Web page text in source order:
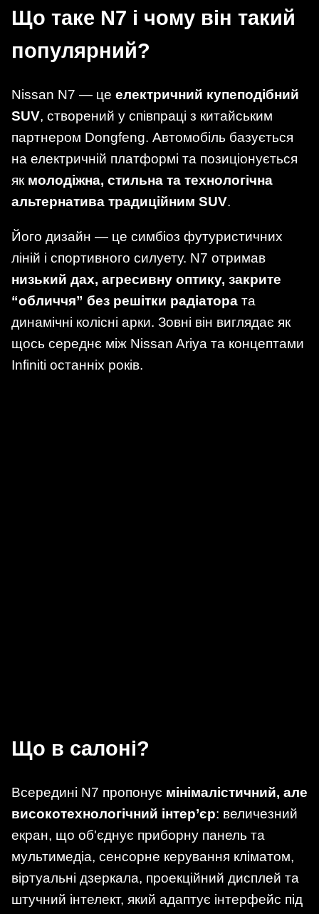
Що таке N7 і чому він такий
популярний?
Nissan N7 — це електричний купеподібний
SUV, створений у співпраці з китайським
партнером Dongfeng. Автомобіль базується
на електричній платформі та позиціонується
як молодіжна, стильна та технологічна
альтернатива традиційним SUV.
Його дизайн — це симбіоз футуристичних
ліній і спортивного силуету. N7 отримав
низький дах, агресивну оптику, закрите
“обличчя” без решітки радіатора та
динамічні колісні арки. Зовні він виглядає як
щось середнє між Nissan Ariya та концептами
Infiniti останніх років.
Що в салоні?
Всередині N7 пропонує мінімалістичний, але
високотехнологічний інтер’єр: величезний
екран, що об'єднує приборну панель та
мультимедіа, сенсорне керування кліматом,
віртуальні дзеркала, проекційний дисплей та
штучний інтелект, який адаптує інтерфейс під